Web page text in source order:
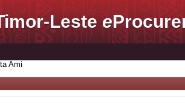
Lestee
Ami